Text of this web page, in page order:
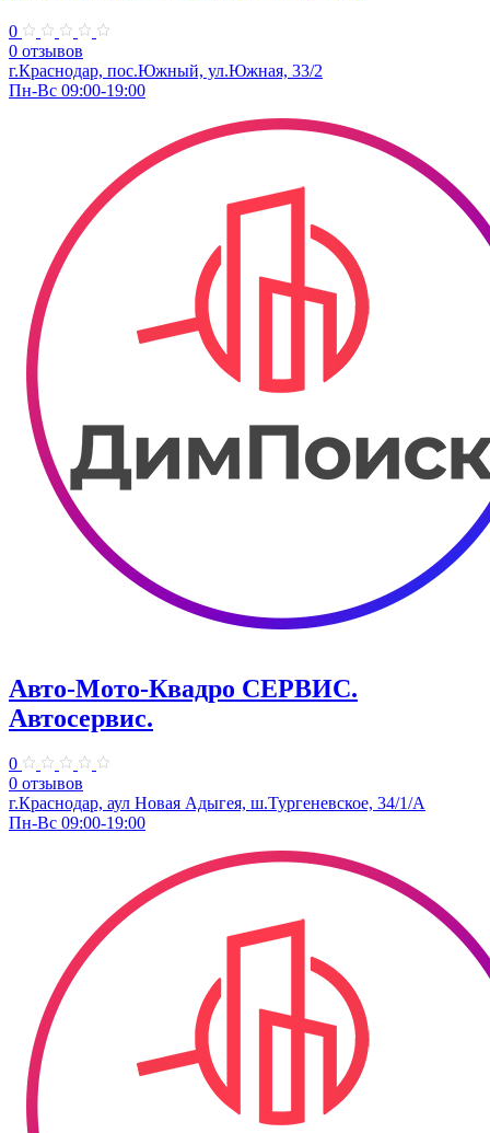
0
0 отзывов
г.Краснодар, пос.Южный, ул.Южная, 33/2
Пн-Вс 09:00-19:00
Авто-Мото-Квадро СЕРВИС.
Автосервис.
0
0 отзывов
г.Краснодар, аул Новая Адыгея, ш.Тургеневское, 34/1/А
Пн-Вс 09:00-19:00